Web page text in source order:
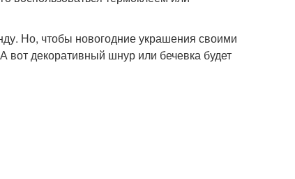
Но, чтобы новогодние украшения своими
декоративный шнур или бечевка будет